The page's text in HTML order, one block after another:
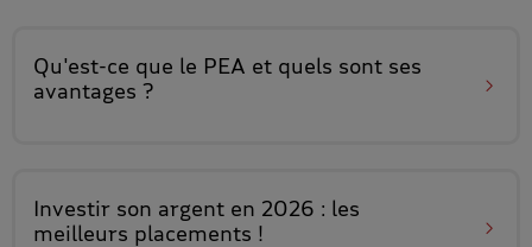
Qu'est-ce que le PEA et quels sont ses
avantages ?
Investir son argent en 2026 : les
meilleurs placements !